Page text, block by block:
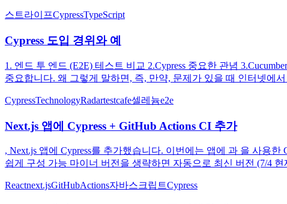
스트라이프CypressTypeScript
Cypress 도입 경위와 예
1. 엔드 투 엔드 (E2E) 테스트 비교 2.Cypress 중요한 관념
중요합니다. 왜 그렇게 말하면, 즉, 만약, 문제가 있을 때 인터넷에
CypressTechnologyRadartestcafe셀레늄e2e
Next.js 앱에 Cypress + GitHub Actions CI 추가
, Next.js 앱에 Cypress를 추가했습니다. 이번에는 앱에 과 을 사용
쉽게 구성 가능 마이너 버전을 생략하면 자동으로 최신 버전 (7/4
Reactnext.jsGitHubActions자바스크립트Cypress